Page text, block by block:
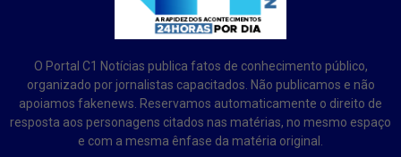
O Portal C1 Notícias publica fatos de conhecimento público,
organizado por jornalistas capacitados. Não publicamos e não
apoiamos fakenews. Reservamos automaticamente o direito de
resposta aos personagens citados nas matérias, no mesmo espaço
e com a mesma ênfase da matéria original.